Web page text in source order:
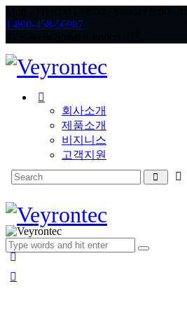
1-800-458-56987
회사소개
제품소개
비지니스
고객지원